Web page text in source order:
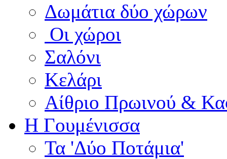
Δωμάτια δύο χώρων
Οι χώροι
Σαλόνι
Κελάρι
Αίθριο Πρωινού &
Η Γουμένισσα
Τα 'Δύο Ποτάμια'